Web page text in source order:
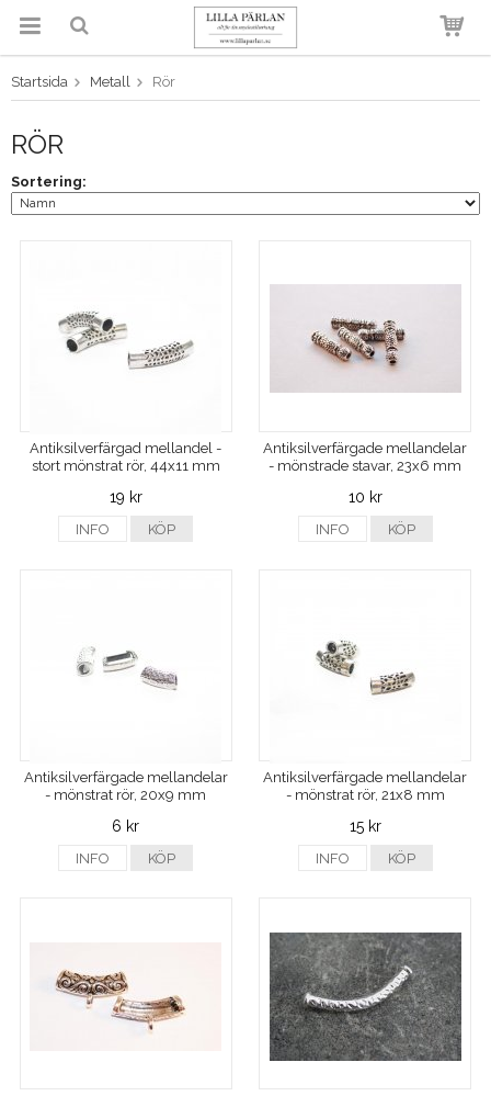
Produkten har blivit tillagd i
varukorgen
Startsida Metall Rör
RÖR
Sortering:
Antiksilverfärgad mellandel -
stort mönstrat rör, 44x11 mm
19 kr
INFO KÖP
Antiksilverfärgade mellandelar
- mönstrade stavar, 23x6 mm
10 kr
INFO KÖP
Antiksilverfärgade mellandelar
- mönstrat rör, 20x9 mm
6 kr
INFO KÖP
Antiksilverfärgade mellandelar
- mönstrat rör, 21x8 mm
15 kr
INFO KÖP